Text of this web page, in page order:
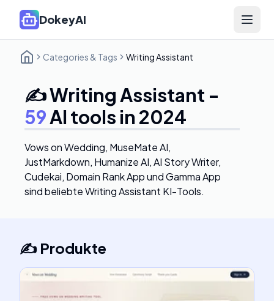
DokeyAI Open
Categories & Tags Writing Assistant
✍️Writing Assistant -
59AI tools in 2024
Vows on Wedding, MuseMate AI,
JustMarkdown, Humanize AI, AI Story Writer,
Cudekai, Domain Rank App und Gamma App
sind beliebte Writing Assistant KI-Tools.
✍️ Produkte